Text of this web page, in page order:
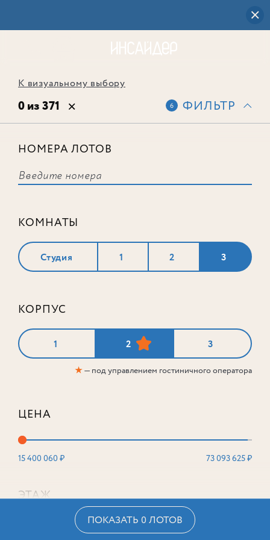
К визуальному выбору
0 из 371 6 ФИЛЬТР
НОМЕРА ЛОТОВ
КОМНАТЫ
Студия 1 2 3
КОРПУС
1 2 3
★— под управлением гостиничного оператора
ЦЕНА
15 400 060 ₽ 73 093 625 ₽
ЭТАЖ
ПОКАЗАТЬ 0 ЛОТОВ
соответствует ни одного лота